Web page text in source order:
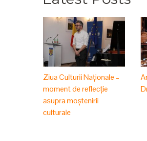
Ziua Culturii Naționale –
moment de reflecție
asupra moștenirii
culturale